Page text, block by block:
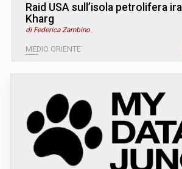
Raid USA sull’isola petrolifera
Kharg
di Federica Zambino
MEDIO ORIENTE